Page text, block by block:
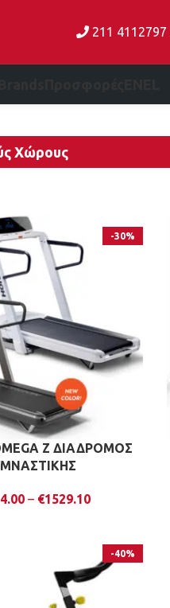
211 4112797
Χώρους
-30%
Z ΔΙΑΔΡΟΜΟΣ
– €1529.10
-40%